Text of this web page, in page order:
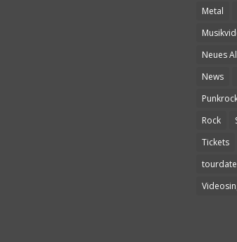
Metal
Neues
News
Rock
Tickets